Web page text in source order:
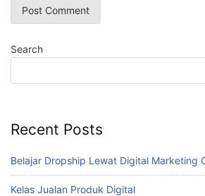
Search
Recent Posts
Belajar Dropship Lewat Digital Marketing
Kelas Jualan Produk Digital